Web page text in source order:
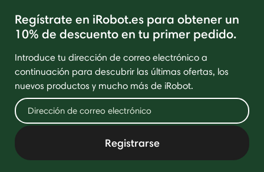
Regístrate en iRobot.es para obtener un
10% de descuento en tu primer pedido.
Introduce tu dirección de correo electrónico a
continuación para descubrir las últimas ofertas, los
nuevos productos y mucho más de iRobot.
Registrarse